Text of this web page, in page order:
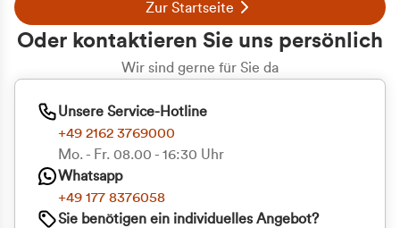
Zur Startseite
Oder kontaktieren Sie uns persönlich
Wir sind gerne für Sie da
Unsere Service-Hotline
+49 2162 3769000
Mo. - Fr. 08.00 - 16:30 Uhr
Whatsapp
+49 177 8376058
Sie benötigen ein individuelles Angebot?